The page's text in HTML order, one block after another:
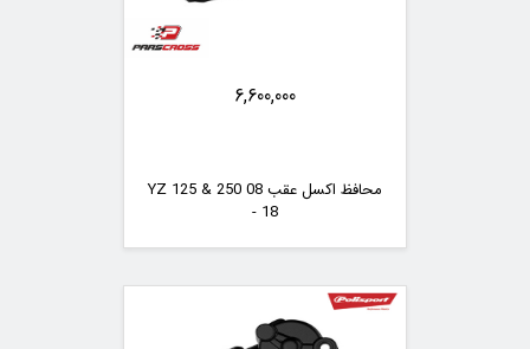
6,600,000
محافظ اکسل عقب YZ 125 & 250 08
- 18